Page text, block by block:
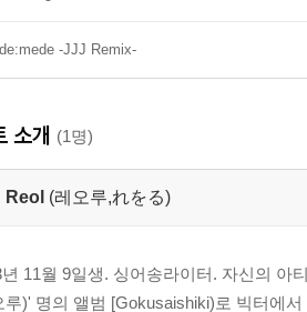
-JJJ Remix-
소개 (1명)
Reol (레오루,れをる)
년 11월 9일생. 싱어송라이터. 자신의 아
루)' 명의 앨범 [Gokusaishiki)로 빅터에